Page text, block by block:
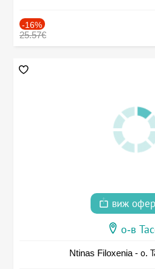
-16%
25.57€
виж
о-в
Ntinas Filoxenia - о.